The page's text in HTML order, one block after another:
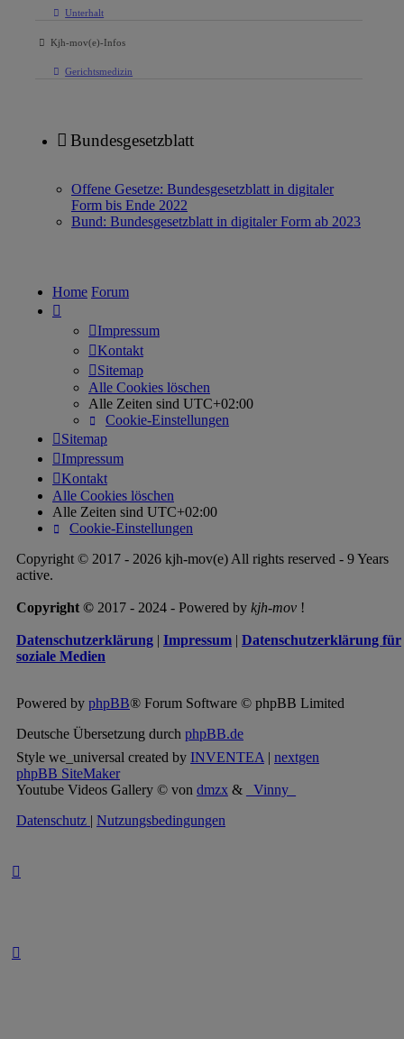
Unterhalt
Kjh-mov(e)-Infos
Gerichtsmedizin
Bundesgesetzblatt
Offene Gesetze: Bundesgesetzblatt in digitaler
Form bis Ende 2022
Bund: Bundesgesetzblatt in digitaler Form ab 2023
Home Forum
Impressum
Kontakt
Sitemap
Alle Cookies löschen
Alle Zeiten sind UTC+02:00
Cookie-Einstellungen
Sitemap
Impressum
Kontakt
Alle Cookies löschen
Alle Zeiten sind UTC+02:00
Cookie-Einstellungen
Copyright © 2017 - 2026 kjh-mov(e) All rights reserved - 9 Years
active.
Copyright © 2017 - 2024 - Powered by kjh-mov !
Datenschutzerklärung | Impressum | Datenschutzerklärung für
soziale Medien
Powered by phpBB® Forum Software © phpBB Limited
Deutsche Übersetzung durch phpBB.de
Style we_universal created by INVENTEA| nextgen
phpBB SiteMaker
Youtube Videos Gallery © von dmzx &
_Vinny_
Datenschutz | Nutzungsbedingungen